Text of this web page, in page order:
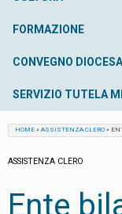
FORMAZIONE
CONVEGNO
SERVIZIO TUTELA
HOME » ASSISTENZA CLERO »
ASSISTENZA CLERO
Ente